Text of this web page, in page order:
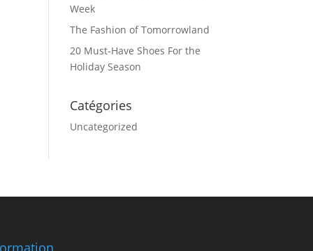
Week
The Fashion of Tomorrowland
20 Must-Have Shoes For the
Holiday Season
Catégories
Uncategorized